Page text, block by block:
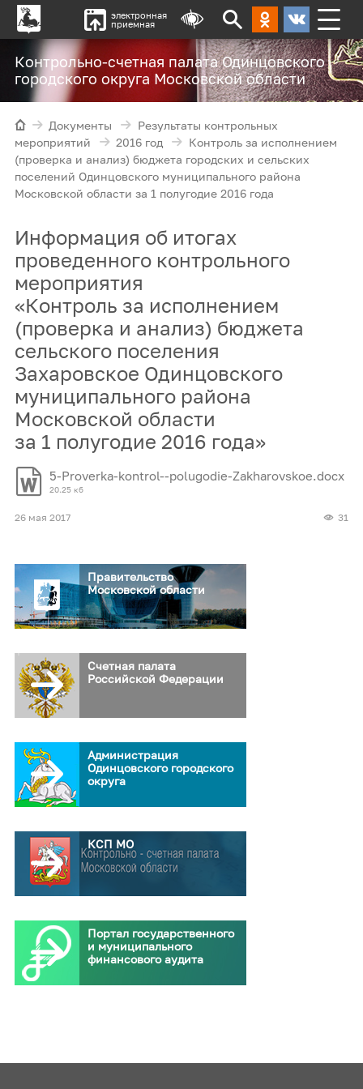
электронная
приемная
Контрольно-счетная палата Одинцовского
городского округа Московской области
Документы
Результаты контрольных
мероприятий
2016 год
Контроль за исполнением
(проверка и анализ) бюджета городских и сельских
поселений Одинцовского муниципального района
Московской области за 1 полугодие 2016 года
Информация об итогах
проведенного контрольного
мероприятия
«Контроль за исполнением
(проверка и анализ) бюджета
сельского поселения
Захаровское Одинцовского
муниципального района
Московской области
за 1 полугодие 2016 года»
5-Proverka-kontrol--polugodie-Zakharovskoe.docx
20.25 кб
26 мая 2017 31
Правительство
Московской области
Счетная палата
Российской Федерации
Администрация
Одинцовского городского
округа
КСП МО
Портал государственного
и муниципального
финансового аудита